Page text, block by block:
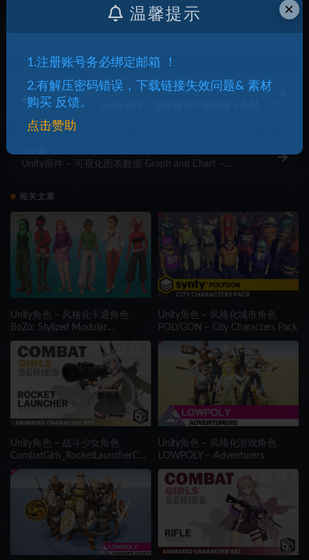
上一篇
Unity插件 – 可视化图表数据 Graph and Chart –
相关文章
Unity角色 – 风格化卡通角色
BoZo: Stylized Modular
Characters
Unity角色 – 风格化城市角色
POLYGON – City Characters Pack
Unity角色 – 战斗少女角色
CombatGirls_RocketLauncherCha
racterPack
Unity角色 – 风格化游戏角色
LOWPOLY – Adventurers
×
温馨提示
1.注册账号务必绑定邮箱 ！
2.有解压密码错误，下载链接失效问题& 素材
购买 反馈。
点击赞助